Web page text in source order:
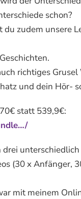
schon?
zudem unsere
richtiges
und dein Hör-
statt 539,9€:
(30 x Anfänger,
mit meinem